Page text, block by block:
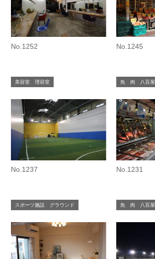
No.1252
美容室 理容室
No.1245
魚 肉 八百屋
No.1237
スポーツ施設 グラウンド
No.1231
魚 肉 八百屋